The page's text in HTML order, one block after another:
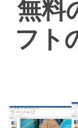
無料
フト